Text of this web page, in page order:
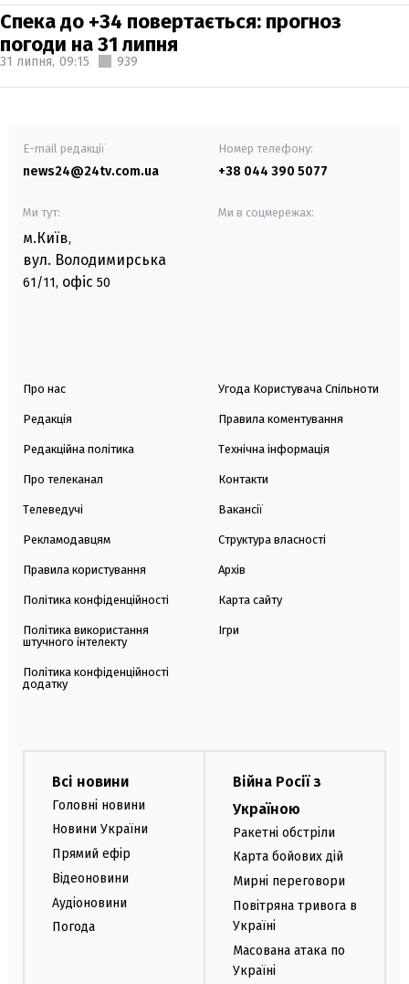
Спека до +34 повертається: прогноз
погоди на 31 липня
31 липня, 09:15 939
E-mail редакції
news24@24tv.com.ua
Номер телефону:
+38 044 390 5077
Ми тут:
м.Київ,
вул. Володимирська
61/11, офіс 50
Ми в соцмережах:
Про нас
Редакція
Редакційна політика
Про телеканал
Телеведучі
Рекламодавцям
Правила користування
Політика конфіденційності
Політика використання
штучного інтелекту
Політика конфіденційності
додатку
Угода Користувача Спільноти
Правила коментування
Технічна інформація
Контакти
Вакансії
Структура власності
Архів
Карта сайту
Ігри
Всі новини
Головні новини
Новини України
Прямий ефір
Відеоновини
Аудіоновини
Погода
Війна Росії з
Україною
Ракетні обстріли
Карта бойових дій
Мирні переговори
Повітряна тривога в
Україні
Масована атака по
Україні